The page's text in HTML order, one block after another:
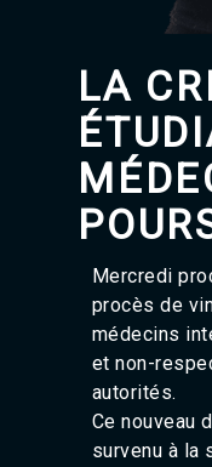
LA
Mercredi
procès de
médecins
et non-
autorités.
Ce nouveau
survenu à la